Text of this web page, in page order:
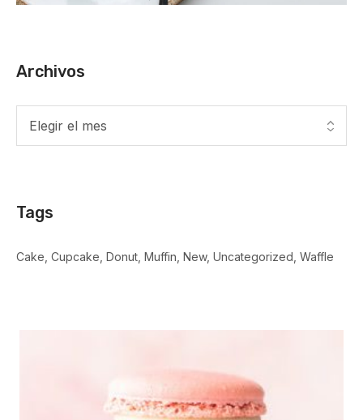
Archivos
Tags
Cake Cupcake Donut Muffin New Uncategorized Waffle